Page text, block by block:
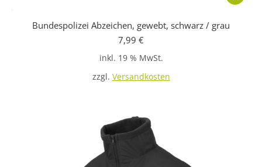
Bundespolizei Abzeichen, gewebt, schwarz / grau
7,99 €
inkl. 19 % MwSt.
zzgl. Versandkosten